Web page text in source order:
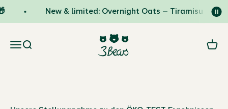
Skip to content
New & limited: Overnight Oats – Tiramisu 🇮🇹
Open navigation menu
Open search